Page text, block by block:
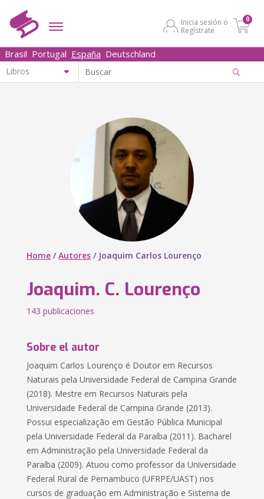
Inicia sesión o
Regístrate
0
Brasil Portugal España Deutschland
Home /Autores / Joaquim Carlos Lourenço
Joaquim. C. Lourenço
143 publicaciones
Sobre el autor
Joaquim Carlos Lourenço é Doutor em Recursos
Naturais pela Universidade Federal de Campina Grande
(2018). Mestre em Recursos Naturais pela
Universidade Federal de Campina Grande (2013).
Possui especialização em Gestão Pública Municipal
pela Universidade Federal da Paraíba (2011). Bacharel
em Administração pela Universidade Federal da
Paraíba (2009). Atuou como professor da Universidade
Federal Rural de Pernambuco (UFRPE/UAST) nos
cursos de graduação em Administração e Sistema de